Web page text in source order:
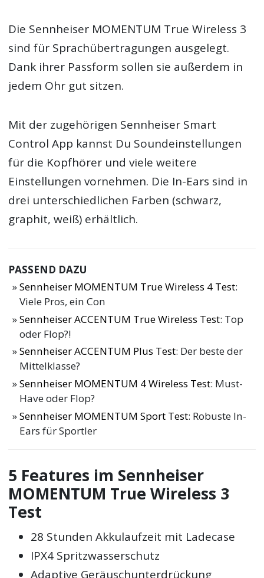
Die Sennheiser MOMENTUM True Wireless 3
sind für Sprachübertragungen ausgelegt.
Dank ihrer Passform sollen sie außerdem in
jedem Ohr gut sitzen.
Mit der zugehörigen Sennheiser Smart
Control App kannst Du Soundeinstellungen
für die Kopfhörer und viele weitere
Einstellungen vornehmen. Die In-Ears sind in
drei unterschiedlichen Farben (schwarz,
graphit, weiß) erhältlich.
PASSEND DAZU
Sennheiser MOMENTUM True Wireless 4 Test:
Viele Pros, ein Con
Sennheiser ACCENTUM True Wireless Test: Top
oder Flop?!
Sennheiser ACCENTUM Plus Test: Der beste der
Mittelklasse?
Sennheiser MOMENTUM 4 Wireless Test: Must-
Have oder Flop?
Sennheiser MOMENTUM Sport Test: Robuste In-
Ears für Sportler
5 Features im Sennheiser
MOMENTUM True Wireless 3
Test
28 Stunden Akkulaufzeit mit Ladecase
IPX4 Spritzwasserschutz
Adaptive Geräuschunterdrückung